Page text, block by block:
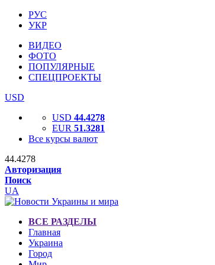
РУС
УКР
ВИДЕО
ФОТО
ПОПУЛЯРНЫЕ
СПЕЦПРОЕКТЫ
USD
USD 44.4278
EUR 51.3281
Все курсы валют
44.4278
Авторизация
Поиск
UA
ВСЕ РАЗДЕЛЫ
Главная
Украина
Город